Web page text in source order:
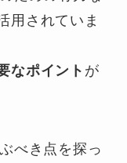
用されていま
なポイント が
べき点を探っ